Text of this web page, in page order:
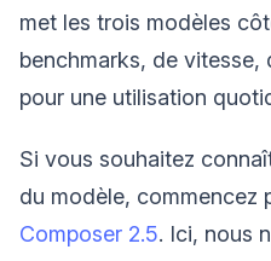
met les trois modèles
benchmarks, de
pour une utilisation
Si vous souhaitez
du modèle, commencez
Composer 2.5. Ici, nous